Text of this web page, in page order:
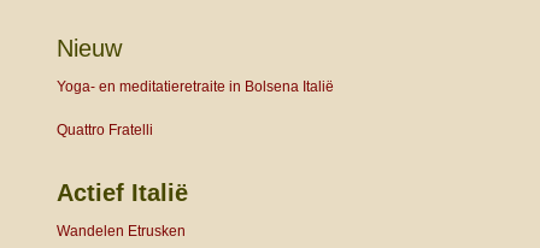
Nieuw
Yoga- en meditatieretraite in Bolsena Italië
Quattro Fratelli
Actief Italië
Wandelen Etrusken